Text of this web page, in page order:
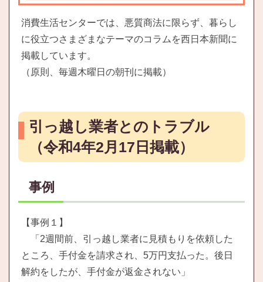
消費生活センターでは、悪質商法に限らず、暮らし
に役立つさまざまなテーマのコラムを西日本新聞に
掲載しています。
（原則、毎週木曜日の朝刊に掲載）
引っ越し業者とのトラブル
（令和4年2月17日掲載）
事例
【事例１】
「2週間前、引っ越し業者に見積もりを依頼した
ところ、手付金を請求され、5万円支払った。後日
解約をしたが、手付金が返金されない」